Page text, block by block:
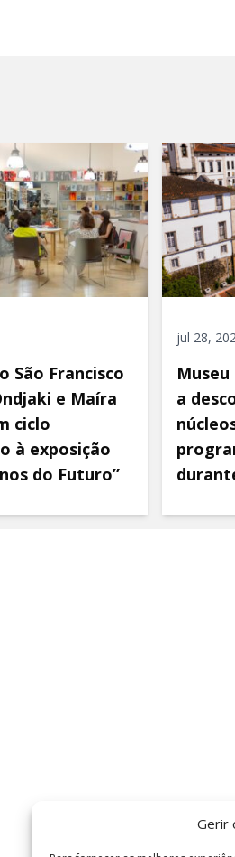
Gerir
São Francisco
e Maíra
ciclo
à exposição
do Futuro”
jul 28,
a